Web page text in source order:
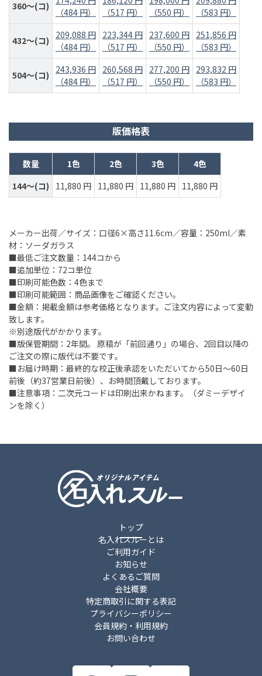
360～(コ)
（484 円）
（517 円）
（550 円）
（583 円）
432～(コ)
209,088 円
（484 円）
223,344 円
（517 円）
237,600 円
（550 円）
251,856 円
（583 円）
504～(コ)
243,936 円
（484 円）
260,568 円
（517 円）
277,200 円
（550 円）
293,832 円
（583 円）
版価格表
数量 1色 2色 3色
4色
144～(コ)
11,880 円 11,880 円 11,880 円 11,880 円
メーカー出荷／サイズ：口径6×高さ11.6cm／容量：250ml／素
材：ソーダガラス
■最低ご注文数量：144コから
■追加単位：72コ単位
■印刷可能色数：4色まで
■印刷可能範囲：商品画像をご確認ください。
■金額：掲載金額は参考価格となります。ご注文内容によって変動
致します。
※別途版代がかかります。
■版保管期間：2年間。 原稿が「前回通り」の場合、2回目以降の
ご注文の際に版代は不要です。
■お届け時期：最終的な校正後承認をいただいてから50日～60日
前後（約37営業日前後）、お時間頂戴しております。
■注意事項：二次元コードは印刷出来かねます。（ダミーデザイ
ンを除く）
トップ
名入れスルーとは
ご利用ガイド
お知らせ
よくあるご質問
会社概要
特定商取引に関する表記
プライバシーポリシー
会員規約・利用規約
お問い合わせ